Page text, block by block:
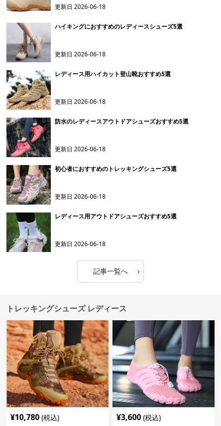
更新日2026-06-18
ハイキングにおすすめのレディースシューズ5選
更新日2026-06-18
レディース用ハイカット登山靴おすすめ5選
更新日2026-06-18
防水のレディースアウトドアシューズおすすめ5選
更新日2026-06-18
初心者におすすめのトレッキングシューズ5選
更新日2026-06-18
レディース用アウトドアシューズおすすめ5選
更新日2026-06-18
記事一覧へ ›
トレッキングシューズ レディース
¥10,780 (税込) ¥3,600 (税込)